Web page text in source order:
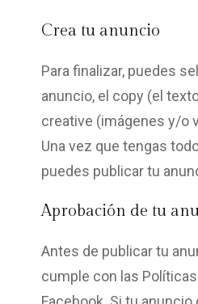
Crea tu anuncio
Para finalizar, puedes
anuncio, el copy (el
creative (imágenes y/o
Una vez que tengas
puedes publicar tu
Aprobación de tu
Antes de publicar tu
cumple con las